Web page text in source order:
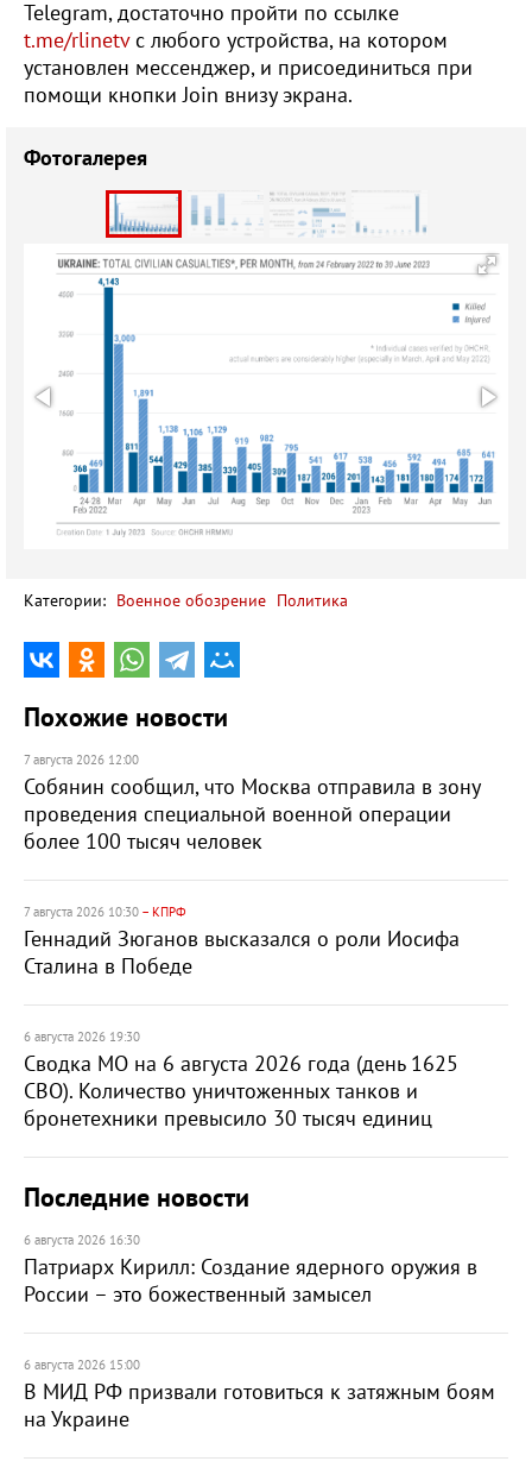
Telegram, достаточно пройти по ссылке
t.me/rlinetvс любого устройства, на котором
установлен мессенджер, и присоединиться при
помощи кнопки Join внизу экрана.
Фотогалерея
Категории: Военное обозрение Политика
Похожие новости
7 августа 2026 12:00
Собянин сообщил, что Москва отправила в зону
проведения специальной военной операции
более 100 тысяч человек
7 августа 2026 10:30 – КПРФ
Геннадий Зюганов высказался о роли Иосифа
Сталина в Победе
6 августа 2026 19:30
Сводка МО на 6 августа 2026 года (день 1625
СВО). Количество уничтоженных танков и
бронетехники превысило 30 тысяч единиц
Последние новости
6 августа 2026 16:30
Патриарх Кирилл: Создание ядерного оружия в
России – это божественный замысел
6 августа 2026 15:00
В МИД РФ призвали готовиться к затяжным боям
на Украине